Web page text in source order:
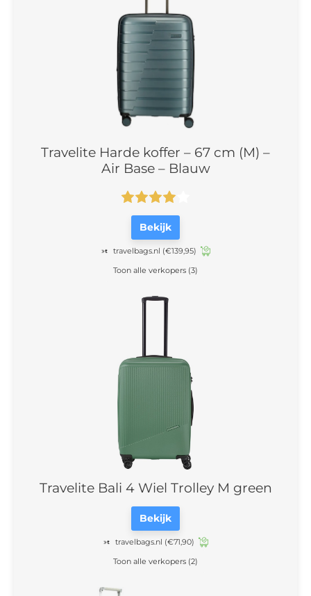
Travelite Harde koffer – 67 cm (M) –
Air Base – Blauw
Bekijk
travelbags.nl (€139,95)
Toon alle verkopers (3)
Travelite Bali 4 Wiel Trolley M green
Bekijk
travelbags.nl (€71,90)
Toon alle verkopers (2)